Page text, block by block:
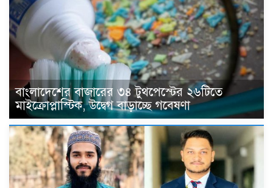
বাংলাদেশের বাজারের ৩৪ টুথপেস্টের ২৬টিতে
মাইক্রোপ্লাস্টিক, উদ্বেগ বাড়াচ্ছে গবেষণা